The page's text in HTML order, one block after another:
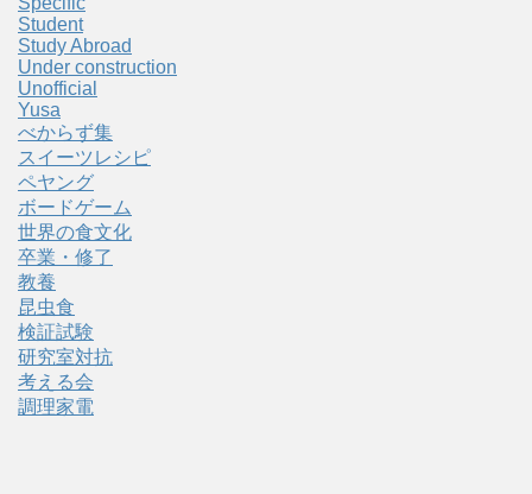
Student
Study Abroad
Under construction
Unofficial
Yusa
べからず集
スイーツレシピ
ペヤング
ボードゲーム
世界の食文化
卒業・修了
教養
昆虫食
検証試験
研究室対抗
考える会
調理家電